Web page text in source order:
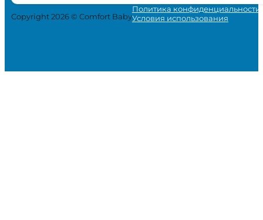
Copyright 2026 © Comfort Baby
Политика конфиденциальности
Условия использования